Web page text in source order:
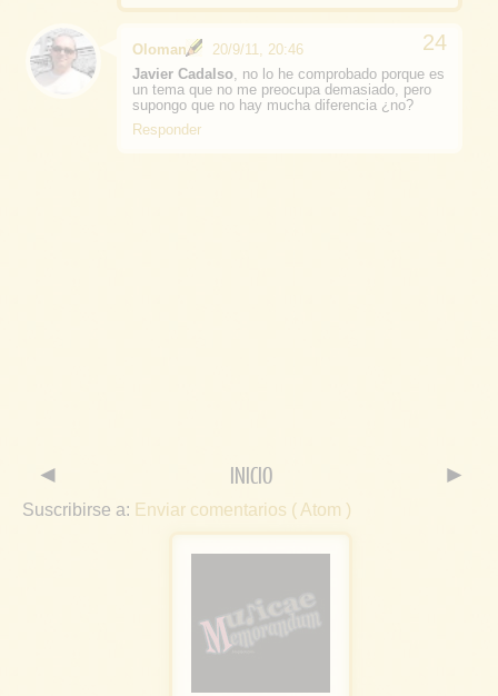
Oloman
20/9/11, 20:46
Javier Cadalso , no lo he comprobado porque es
un tema que no me preocupa demasiado, pero
supongo que no hay mucha diferencia ¿no?
Responder
◄ ►
INICIO
Suscribirse a: Enviar comentarios ( Atom )